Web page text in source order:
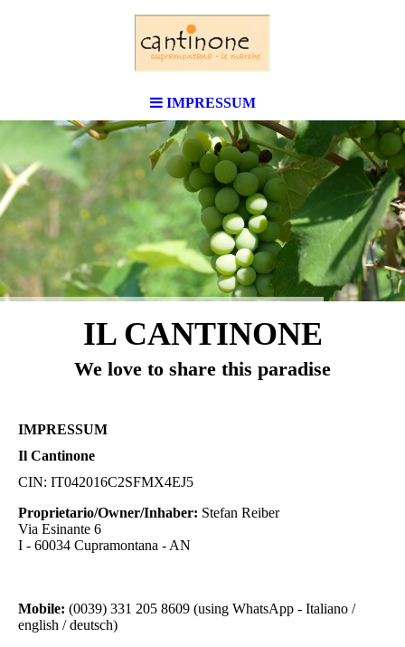
IMPRESSUM
IL CANTINONE
We love to share this paradise
IMPRESSUM
Il Cantinone
CIN: IT042016C2SFMX4EJ5
Proprietario/Owner/Inhaber: Stefan Reiber
Via Esinante 6
I - 60034 Cupramontana - AN
Mobile: (0039) 331 205 8609 (using WhatsApp - Italiano /
english / deutsch)